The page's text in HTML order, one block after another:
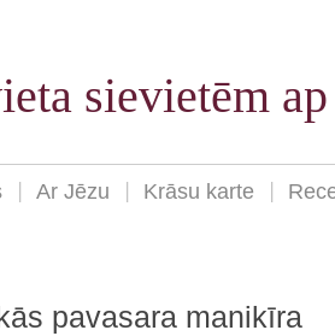
sievietēm
Ar Jēzu Krāsu karte
pavasara manikīra